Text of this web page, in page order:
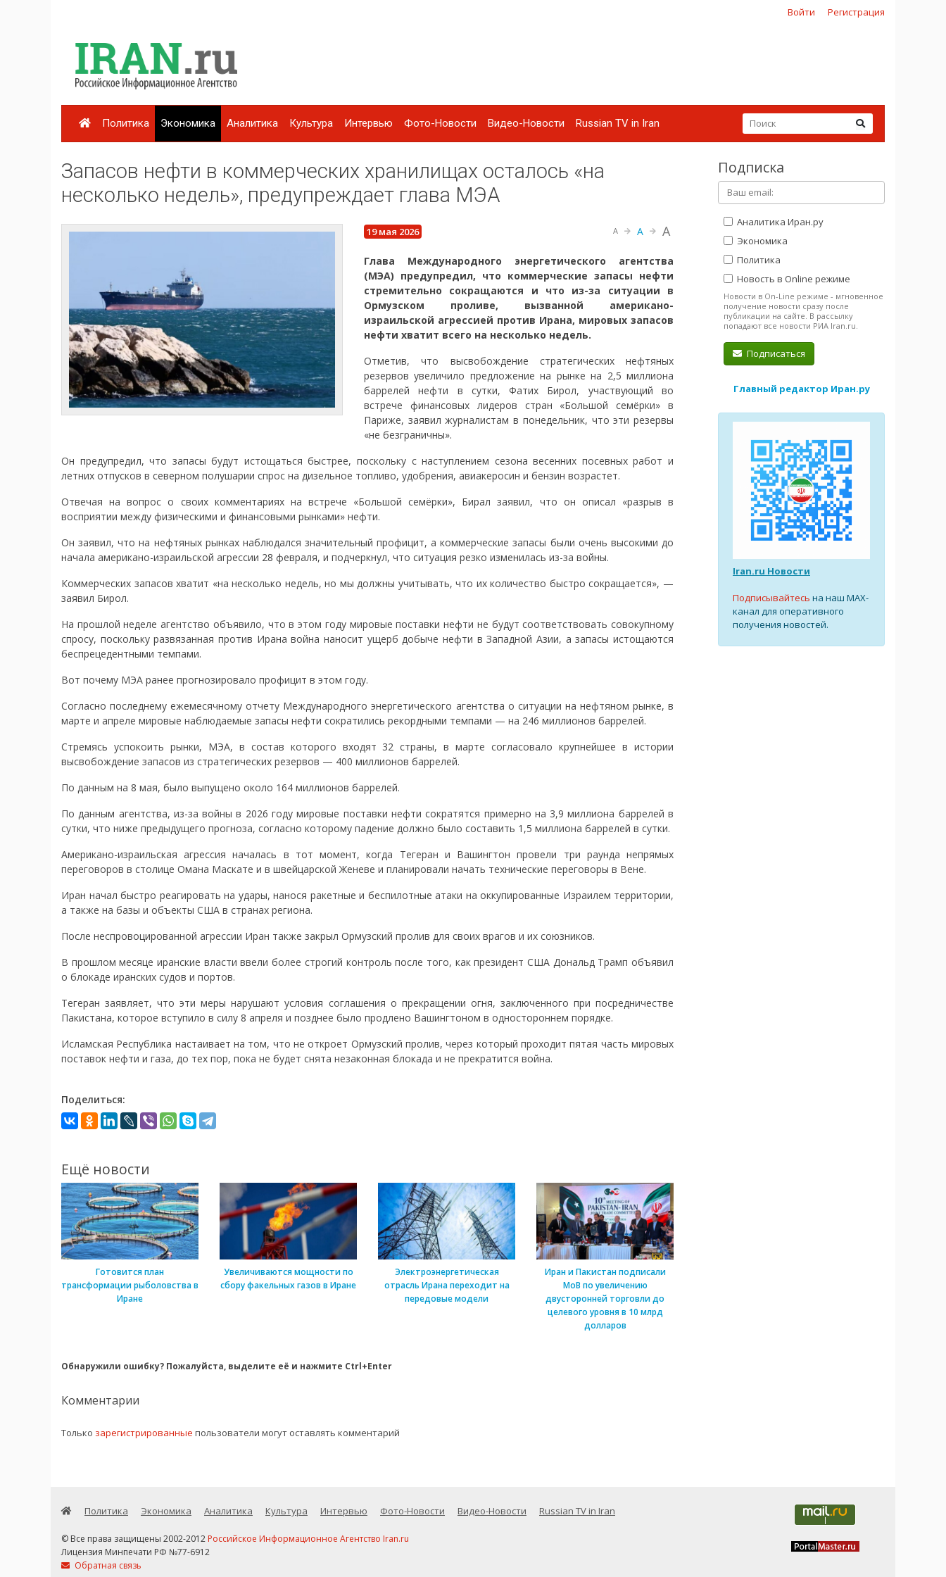
Войти Регистрация
Политика Экономика Аналитика Культура Интервью Фото-Новости Видео-Новости Russian TV in Iran
Запасов нефти в коммерческих хранилищах осталось «на
несколько недель», предупреждает глава МЭА
19 мая 2026 A A A
Глава Международного энергетического агентства
(МЭА) предупредил, что коммерческие запасы нефти
стремительно сокращаются и что из-за ситуации в
Ормузском проливе, вызванной американо-
израильской агрессией против Ирана, мировых запасов
нефти хватит всего на несколько недель.
Отметив, что высвобождение стратегических нефтяных
резервов увеличило предложение на рынке на 2,5 миллиона
баррелей нефти в сутки, Фатих Бирол, участвующий во
встрече финансовых лидеров стран «Большой семёрки» в
Париже, заявил журналистам в понедельник, что эти резервы
«не безграничны».
Он предупредил, что запасы будут истощаться быстрее, поскольку с наступлением сезона весенних посевных работ и
летних отпусков в северном полушарии спрос на дизельное топливо, удобрения, авиакеросин и бензин возрастет.
Отвечая на вопрос о своих комментариях на встрече «Большой семёрки», Бирал заявил, что он описал «разрыв в
восприятии между физическими и финансовыми рынками» нефти.
Он заявил, что на нефтяных рынках наблюдался значительный профицит, а коммерческие запасы были очень высокими до
начала американо-израильской агрессии 28 февраля, и подчеркнул, что ситуация резко изменилась из-за войны.
Коммерческих запасов хватит «на несколько недель, но мы должны учитывать, что их количество быстро сокращается», —
заявил Бирол.
На прошлой неделе агентство объявило, что в этом году мировые поставки нефти не будут соответствовать совокупному
спросу, поскольку развязанная против Ирана война наносит ущерб добыче нефти в Западной Азии, а запасы истощаются
беспрецедентными темпами.
Вот почему МЭА ранее прогнозировало профицит в этом году.
Согласно последнему ежемесячному отчету Международного энергетического агентства о ситуации на нефтяном рынке, в
марте и апреле мировые наблюдаемые запасы нефти сократились рекордными темпами — на 246 миллионов баррелей.
Стремясь успокоить рынки, МЭА, в состав которого входят 32 страны, в марте согласовало крупнейшее в истории
высвобождение запасов из стратегических резервов — 400 миллионов баррелей.
По данным на 8 мая, было выпущено около 164 миллионов баррелей.
По данным агентства, из-за войны в 2026 году мировые поставки нефти сократятся примерно на 3,9 миллиона баррелей в
сутки, что ниже предыдущего прогноза, согласно которому падение должно было составить 1,5 миллиона баррелей в сутки.
Американо-израильская агрессия началась в тот момент, когда Тегеран и Вашингтон провели три раунда непрямых
переговоров в столице Омана Маскате и в швейцарской Женеве и планировали начать технические переговоры в Вене.
Иран начал быстро реагировать на удары, нанося ракетные и беспилотные атаки на оккупированные Израилем территории,
а также на базы и объекты США в странах региона.
После неспровоцированной агрессии Иран также закрыл Ормузский пролив для своих врагов и их союзников.
В прошлом месяце иранские власти ввели более строгий контроль после того, как президент США Дональд Трамп объявил
о блокаде иранских судов и портов.
Тегеран заявляет, что эти меры нарушают условия соглашения о прекращении огня, заключенного при посредничестве
Пакистана, которое вступило в силу 8 апреля и позднее было продлено Вашингтоном в одностороннем порядке.
Исламская Республика настаивает на том, что не откроет Ормузский пролив, через который проходит пятая часть мировых
поставок нефти и газа, до тех пор, пока не будет снята незаконная блокада и не прекратится война.
Поделиться:
Ещё новости
Готовится план
трансформации рыболовства в
Иране
Увеличиваются мощности по
сбору факельных газов в Иране
Электроэнергетическая
отрасль Ирана переходит на
передовые модели
Иран и Пакистан подписали
МоВ по увеличению
двусторонней торговли до
целевого уровня в 10 млрд
долларов
Обнаружили ошибку? Пожалуйста, выделите её и нажмите Ctrl+Enter
Комментарии
Только зарегистрированные пользователи могут оставлять комментарий
Подписка
Аналитика Иран.ру
Экономика
Политика
Новость в Online режиме
Новости в On-Line режиме - мгновенное
получение новости сразу после
публикации на сайте. В рассылку
попадают все новости РИА Iran.ru.
Подписаться
Главный редактор Иран.ру
Iran.ru Новости
Подписывайтесь на наш MAX-
канал для оперативного
получения новостей.
Политика Экономика Аналитика Культура Интервью Фото-Новости Видео-Новости Russian TV in Iran
© Все права защищены 2002-2012 Российское Информационное Агентство Iran.ru
Лицензия Минпечати РФ №77-6912
Обратная связь